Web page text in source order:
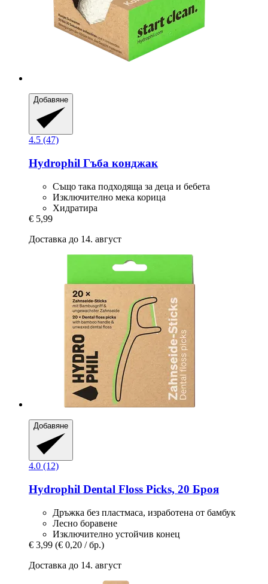
Добавяне
4.5 (47)
Hydrophil Гъба конджак
Също така подходяща за деца и бебета
Изключително мека корица
Хидратира
€ 5,99
Доставка до 14. август
Добавяне
4.0 (12)
Hydrophil Dental Floss Picks, 20 Броя
Дръжка без пластмаса, изработена от бамбук
Лесно боравене
Изключително устойчив конец
€ 3,99 (€ 0,20 / бр.)
Доставка до 14. август